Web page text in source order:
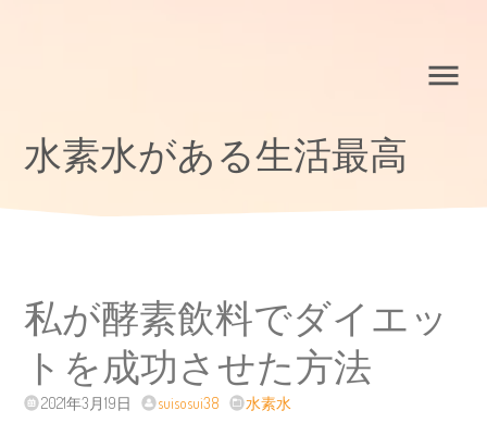
水素水がある生活最高
私が酵素飲料でダイエッ
トを成功させた方法
2021年3月19日 suisosui38 水素水